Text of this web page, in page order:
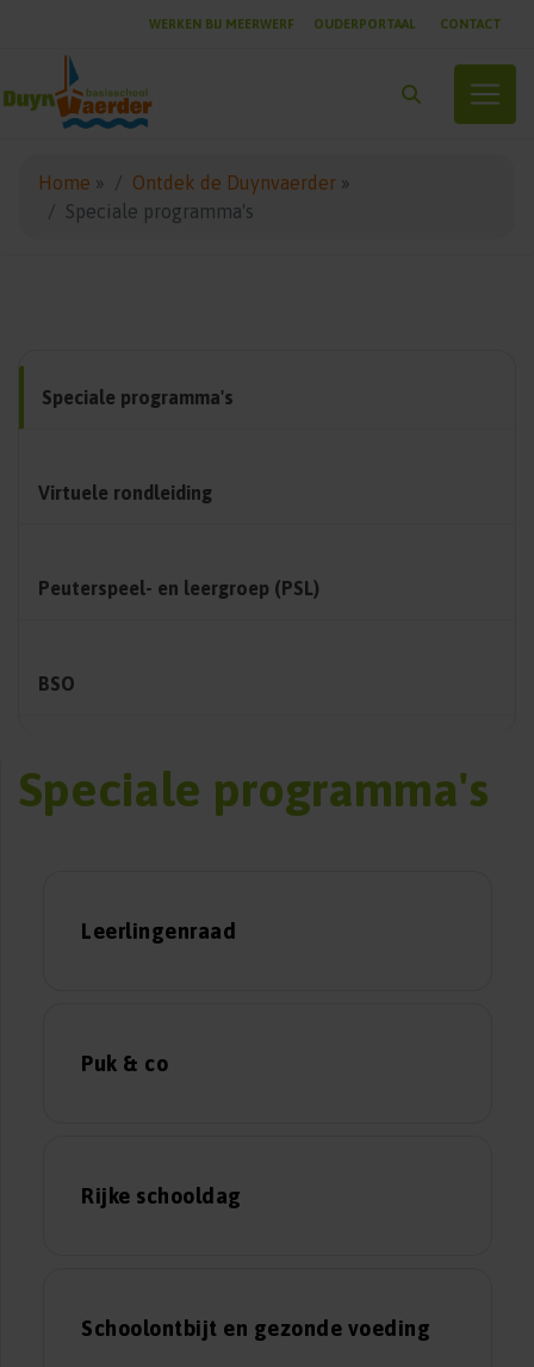
WERKEN BIJ MEERWERF OUDERPORTAAL CONTACT
Home » Ontdek de Duynvaerder »
Speciale programma's
Speciale programma's
Virtuele rondleiding
Peuterspeel- en leergroep (PSL)
BSO
Speciale programma's
Leerlingenraad
Puk & co
Rijke schooldag
Schoolontbijt en gezonde voeding